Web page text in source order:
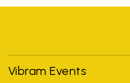
Vibram Events